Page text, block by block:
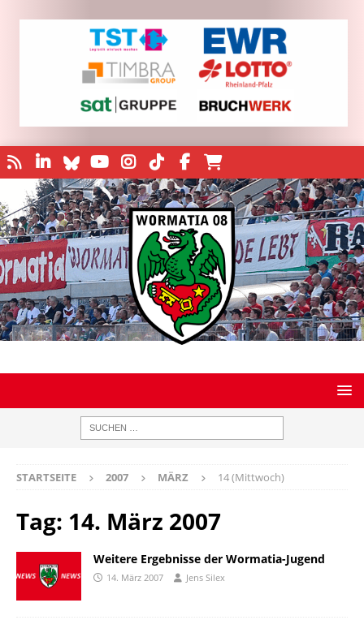
STARTSEITE 2007 MÄRZ 14 (Mittwoch)
Tag: 14. März 2007
Weitere Ergebnisse der Wormatia-Jugend
14. März 2007 Jens Silex